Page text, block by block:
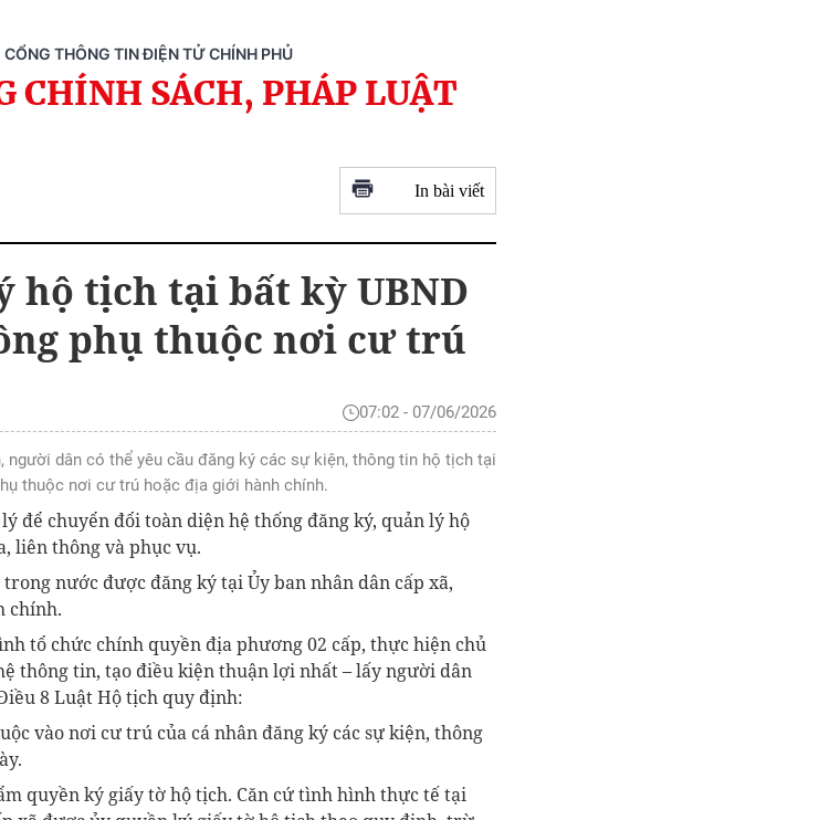
CỔNG THÔNG TIN ĐIỆN TỬ CHÍNH PHỦ
CHÍNH SÁCH, PHÁP LUẬT
In bài viết
hộ tịch tại bất kỳ UBND
phụ thuộc nơi cư trú
07:02 - 07/06/2026
người dân có thể yêu cầu đăng ký các sự kiện, thông tin hộ tịch tại
thuộc nơi cư trú hoặc địa giới hành chính.
để chuyển đổi toàn diện hệ thống đăng ký, quản lý hộ
liên thông và phục vụ.
nước được đăng ký tại Ủy ban nhân dân cấp xã,
chính.
tổ chức chính quyền địa phương 02 cấp, thực hiện chủ
thông tin, tạo điều kiện thuận lợi nhất – lấy người dân
8 Luật Hộ tịch quy định:
vào nơi cư trú của cá nhân đăng ký các sự kiện, thông
quyền ký giấy tờ hộ tịch. Căn cứ tình hình thực tế tại